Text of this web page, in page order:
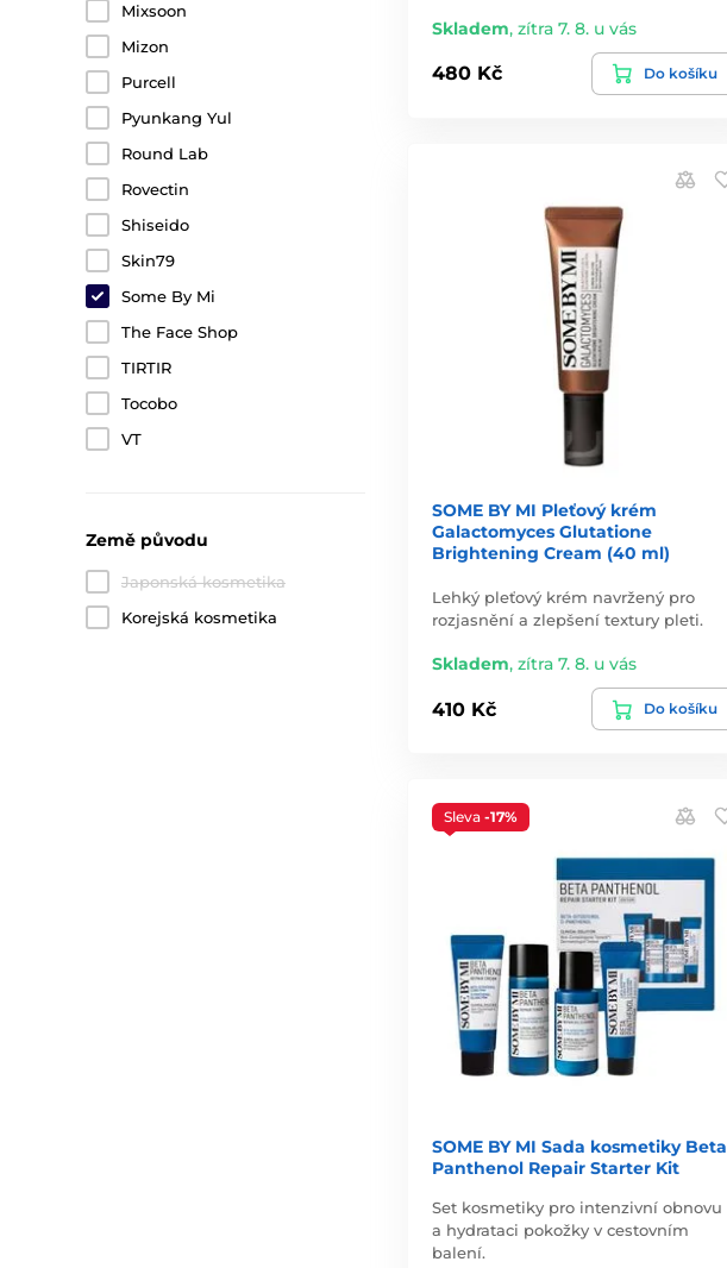
Mixsoon
Mizon
Purcell
Pyunkang Yul
Round Lab
Rovectin
Shiseido
Skin79
Some By Mi
The Face Shop
TIRTIR
Tocobo
VT
Země původu
Japonská kosmetika
Korejská kosmetika
Skladem, zítra 7. 8. u vás
480 Kč Do košíku
SOME BY MI Pleťový krém
Galactomyces Glutatione
Brightening Cream (40 ml)
Lehký pleťový krém navržený pro
rozjasnění a zlepšení textury pleti.
Skladem, zítra 7. 8. u vás
410 Kč Do košíku
Sleva -17%
SOME BY MI Sada kosmetiky Beta
Panthenol Repair Starter Kit
Set kosmetiky pro intenzivní obnovu
a hydrataci pokožky v cestovním
balení.